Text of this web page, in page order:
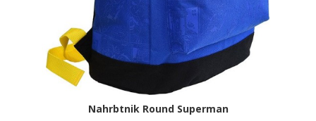
Nahrbtnik Round Superman